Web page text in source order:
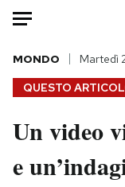
HOME
Italia
Politica
QUESTO
MONDO Martedì
Un video
e